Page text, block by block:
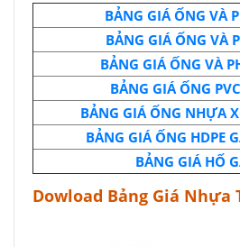
Dowload Bảng Giá
BẢNG GIÁ ỐNG VÀ
BẢNG GIÁ ỐNG VÀ
BẢNG GIÁ ỐNG VÀ
BẢNG GIÁ ỐNG
BẢNG GIÁ ỐNG NHỰA
BẢNG GIÁ ỐNG HDPE
BẢNG GIÁ HỐ